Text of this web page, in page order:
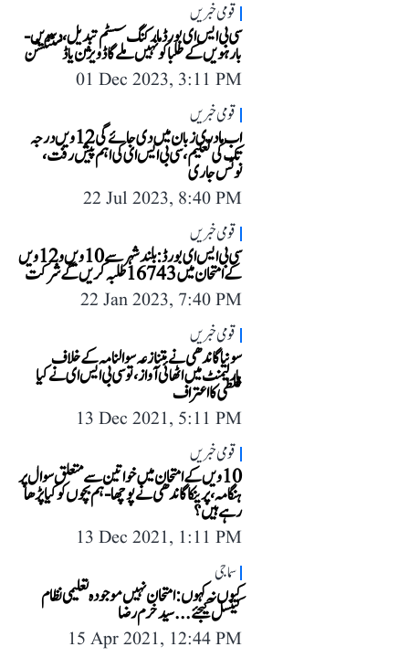
قومی خبریں
سی بی ایس ای بورڈ مارکنگ سسٹم تبدیل، دسویں-
بارہویں کے طلبا کو نہیں ملے گا ڈویژن یا ڈسٹنکشن
01 Dec 2023, 3:11 PM
قومی خبریں
اب مادری زبان میں دی جائے گی 12ویں درجہ
تک کی تعلیم، سی بی ایس ای کی اہم پیش رفت،
نوٹس جاری
22 Jul 2023, 8:40 PM
قومی خبریں
سی بی ایس ای بورڈ: بلندشہر سے 10ویں و 12ویں
کے امتحان میں 16743 طلبہ کریں گے شرکت
22 Jan 2023, 7:40 PM
قومی خبریں
سونیا گاندھی نے متنازعہ سوالنامہ کے خلاف
پارلیمنٹ میں اٹھائی آواز، تو سی بی ایس ای نے کیا
غلطی کا اعتراف
13 Dec 2021, 5:11 PM
قومی خبریں
10ویں کے امتحان میں خواتین سے متعلق سوال پر
ہنگامہ، پرینکا گاندھی نے پوچھا- ہم بچوں کو کیا پڑھا
رہے ہیں؟
13 Dec 2021, 1:11 PM
سماجی
کیوں نہ کہوں: امتحان نہیں موجودہ تعلیمی نظام
کینسل کیجئے...سید خرم رضا
15 Apr 2021, 12:44 PM